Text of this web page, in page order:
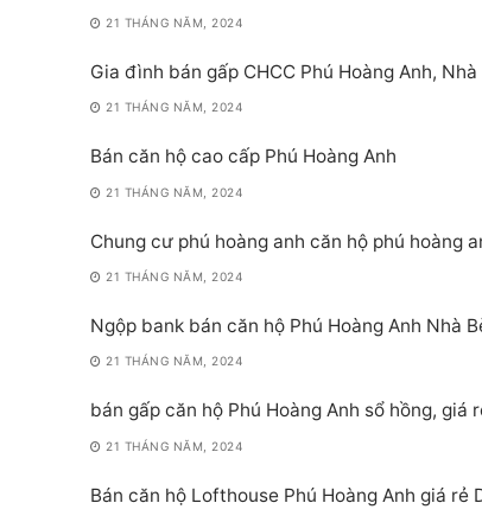
21 THÁNG NĂM, 2024
Gia đình bán gấp CHCC Phú Hoàng Anh,
21 THÁNG NĂM, 2024
Bán căn hộ cao cấp Phú Hoàng Anh
21 THÁNG NĂM, 2024
Chung cư phú hoàng anh căn hộ phú hoàng
21 THÁNG NĂM, 2024
Ngộp bank bán căn hộ Phú Hoàng Anh Nhà
21 THÁNG NĂM, 2024
bán gấp căn hộ Phú Hoàng Anh sổ hồng, giá
21 THÁNG NĂM, 2024
Bán căn hộ Lofthouse Phú Hoàng Anh giá